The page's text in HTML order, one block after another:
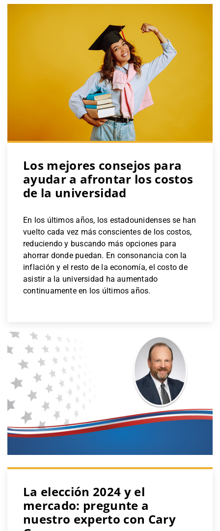
Los mejores consejos para
ayudar a afrontar los costos
de la universidad
En los últimos años, los estadounidenses se han
vuelto cada vez más conscientes de los costos,
reduciendo y buscando más opciones para
ahorrar donde puedan. En consonancia con la
inflación y el resto de la economía, el costo de
asistir a la universidad ha aumentado
continuamente en los últimos años.
La elección 2024 y el
mercado: pregunte a
nuestro experto con Cary